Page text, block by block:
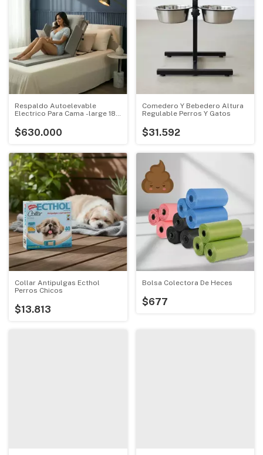
Respaldo Autoelevable
Electrico Para Cama -large 180
$630.000
Comedero Y Bebedero Altura
Regulable Perros Y Gatos
$31.592
Collar Antipulgas Ecthol
Perros Chicos
$13.813
Bolsa Colectora De Heces
$677